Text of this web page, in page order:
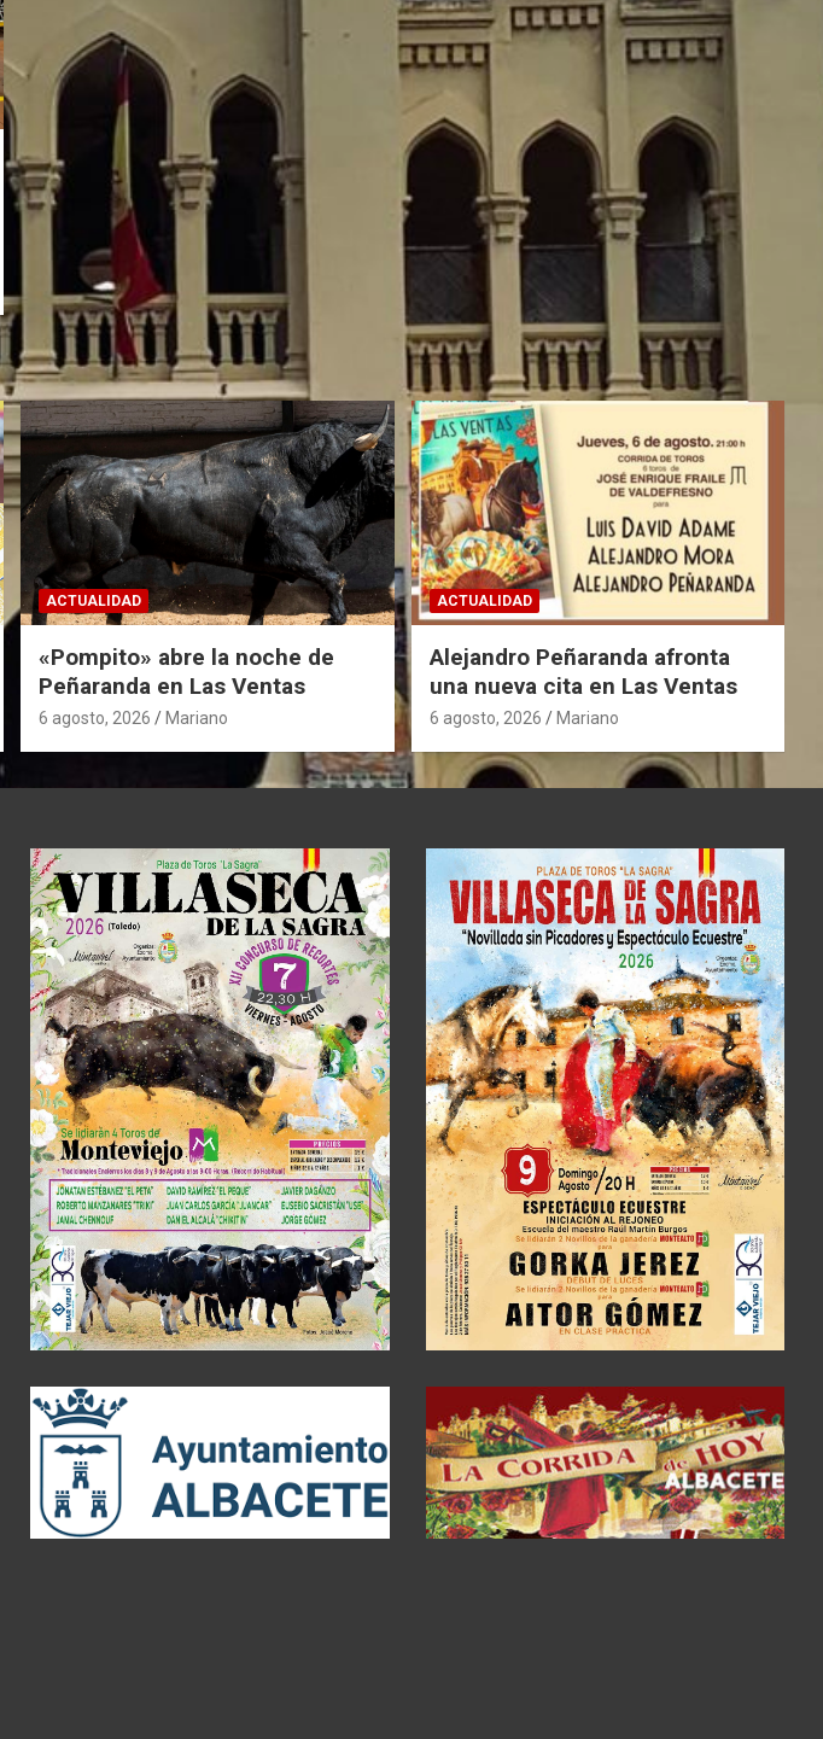
ACTUALIDAD
«Pompito» abre la noche de
Peñaranda en Las Ventas
6 agosto, 2026 Mariano
ACTUALIDAD
Alejandro Peñaranda afronta
una nueva cita en Las Ventas
6 agosto, 2026 Mariano